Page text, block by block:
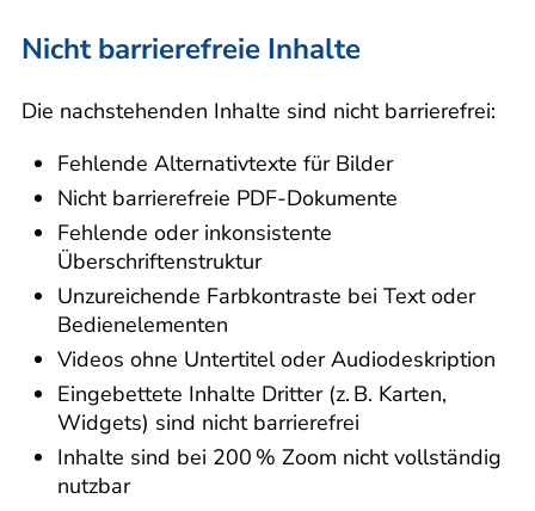
Nicht barrierefreie Inhalte
Die nachstehenden Inhalte sind nicht barrierefrei:
Fehlende Alternativtexte für Bilder
Nicht barrierefreie PDF-Dokumente
Fehlende oder inkonsistente
Überschriftenstruktur
Unzureichende Farbkontraste bei Text oder
Bedienelementen
Videos ohne Untertitel oder Audiodeskription
Eingebettete Inhalte Dritter (z. B. Karten,
Widgets) sind nicht barrierefrei
Inhalte sind bei 200 % Zoom nicht vollständig
nutzbar